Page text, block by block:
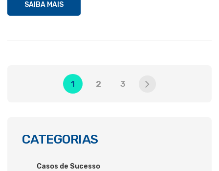
SAIBA MAIS
1 2 3
CATEGORIAS
Casos de Sucesso